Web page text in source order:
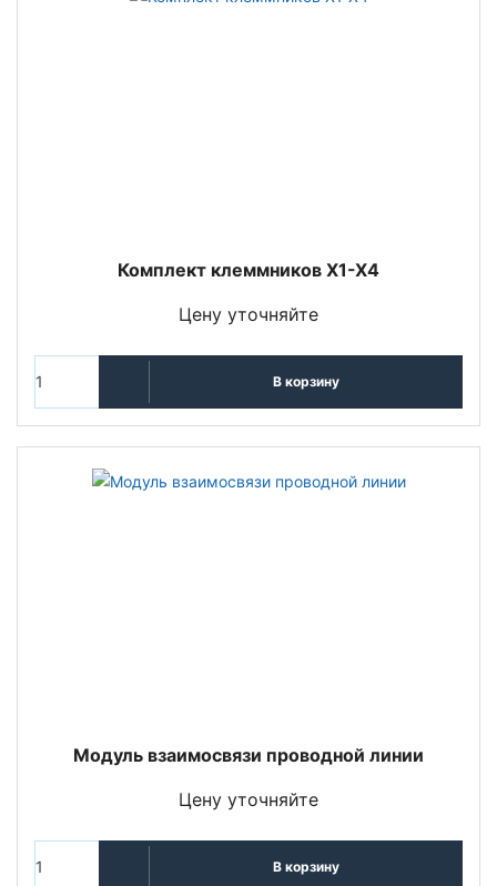
Комплект клеммников Х1-Х4
Цену уточняйте
В корзину
Модуль взаимосвязи проводной линии
Цену уточняйте
В корзину